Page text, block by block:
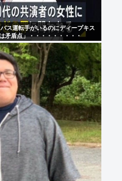
ス運転手がいるのにディープキス
矛盾点」・・・・・・・・・